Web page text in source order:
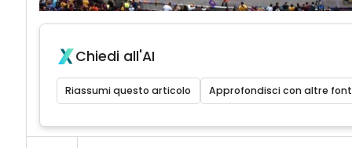
Chiedi all'AI
Riassumi questo articolo Approfondisci con altre